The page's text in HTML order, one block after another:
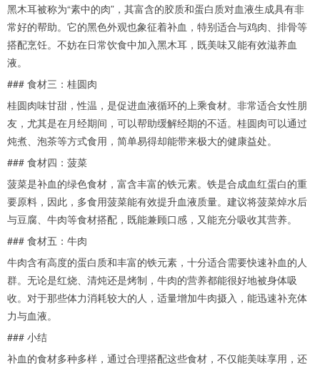
黑木耳被称为“素中的肉”，其富含的胶质和蛋白质对血液生成具有非
常好的帮助。它的黑色外观也象征着补血，特别适合与鸡肉、排骨等
搭配烹饪。不妨在日常饮食中加入黑木耳，既美味又能有效滋养血
液。
### 食材三：桂圆肉
桂圆肉味甘甜，性温，是促进血液循环的上乘食材。非常适合女性朋
友，尤其是在月经期间，可以帮助缓解经期的不适。桂圆肉可以通过
炖煮、泡茶等方式食用，简单易得却能带来极大的健康益处。
### 食材四：菠菜
菠菜是补血的绿色食材，富含丰富的铁元素。铁是合成血红蛋白的重
要原料，因此，多食用菠菜能有效提升血液质量。建议将菠菜焯水后
与豆腐、牛肉等食材搭配，既能兼顾口感，又能充分吸收其营养。
### 食材五：牛肉
牛肉含有高度的蛋白质和丰富的铁元素，十分适合需要快速补血的人
群。无论是红烧、清炖还是烤制，牛肉的营养都能很好地被身体吸
收。对于那些体力消耗较大的人，适量增加牛肉摄入，能迅速补充体
力与血液。
### 小结
补血的食材多种多样，通过合理搭配这些食材，不仅能美味享用，还